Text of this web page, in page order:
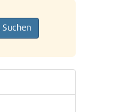
Suchen